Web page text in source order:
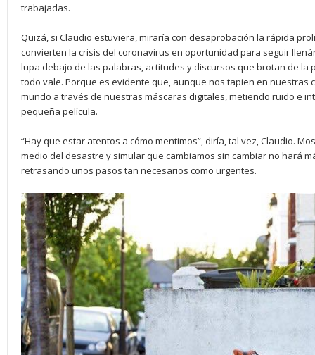
trabajadas.
Quizá, si Claudio estuviera, miraría con desaprobación la rápida
convierten la crisis del coronavirus en oportunidad para seguir
lupa debajo de las palabras, actitudes y discursos que brotan de la
todo vale. Porque es evidente que, aunque nos tapien en nuestras
mundo a través de nuestras máscaras digitales, metiendo ruido e
pequeña película.
“Hay que estar atentos a cómo mentimos”, diría, tal vez, Claudio.
medio del desastre y simular que cambiamos sin cambiar no hará
retrasando unos pasos tan necesarios como urgentes.